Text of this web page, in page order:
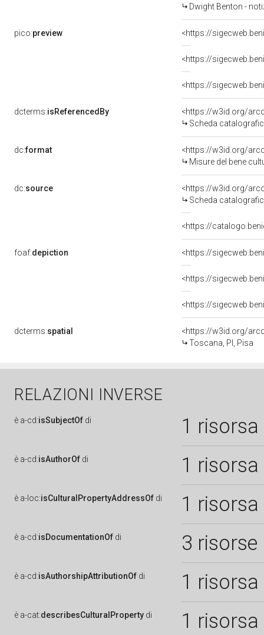
Dwight Benton -
pico:preview <https://
<https://
dcterms:isReferencedBy
<https://w3id.org/
Scheda
dc:format
<https://w3id.org/
Misure del bene
dc:source
<https://w3id.org/
Scheda
<https://
foaf:depiction <https://
<https://
dcterms:spatial
<https://w3id.org/
Toscana, PI, Pisa
RELAZIONI INVERSE
è a-cd:isSubjectOf di 1 risorsa
è a-cd:isAuthorOf di 1 risorsa
è a-loc:isCulturalPropertyAddressOf di 1 risorsa
è a-cd:isDocumentationOf di 3 risorse
è a-cd:isAuthorshipAttributionOf di 1 risorsa
è a-cat:describesCulturalProperty di 1 risorsa